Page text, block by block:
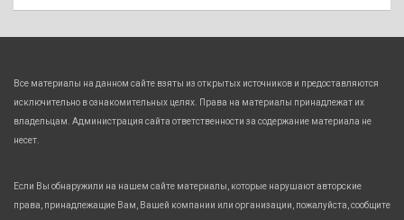
Все материалы на данном сайте взяты из открытых источников и предоставляются
исключительно в ознакомительных целях. Права на материалы принадлежат их
владельцам. Администрация сайта ответственности за содержание материала не
несет.
Если Вы обнаружили на нашем сайте материалы, которые нарушают авторские
права, принадлежащие Вам, Вашей компании или организации, пожалуйста, сообщите